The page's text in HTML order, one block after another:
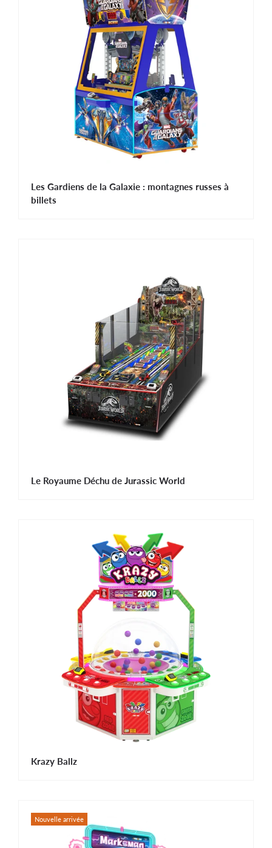
Les Gardiens de la Galaxie : montagnes russes à
billets
Le Royaume Déchu de Jurassic World
Krazy Ballz
Nouvelle arrivée